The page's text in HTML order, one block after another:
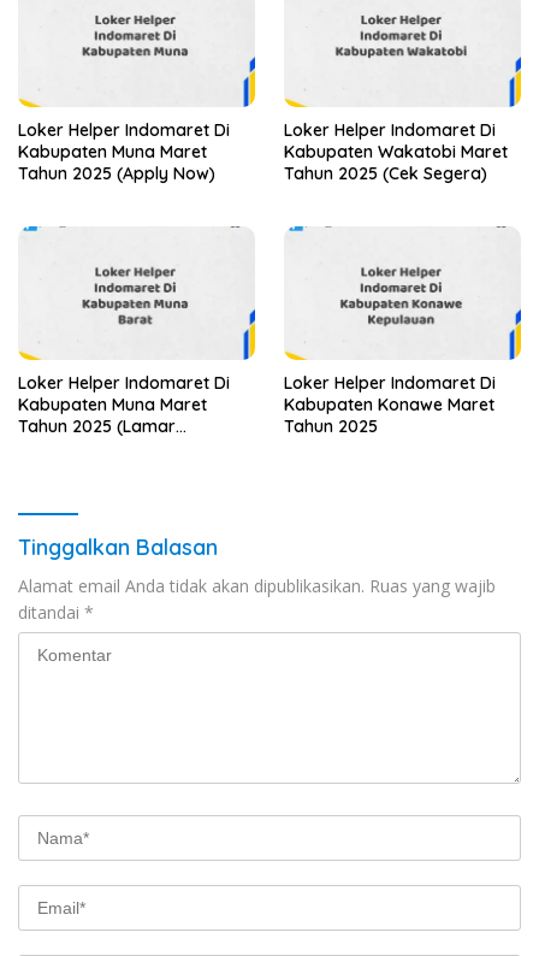
Loker Helper Indomaret Di
Kabupaten Muna Maret
Tahun 2025 (Apply Now)
Loker Helper Indomaret Di
Kabupaten Wakatobi Maret
Tahun 2025 (Cek Segera)
Loker Helper Indomaret Di
Kabupaten Muna Maret
Tahun 2025 (Lamar
Loker Helper Indomaret Di
Kabupaten Konawe Maret
Tahun 2025
Tinggalkan Balasan
Alamat email Anda tidak akan dipublikasikan. Ruas yang wajib
ditandai *